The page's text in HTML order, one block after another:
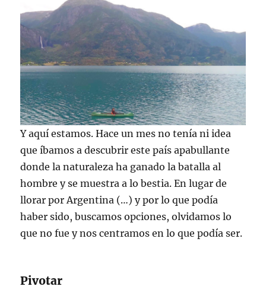
Y aquí estamos. Hace un mes no tenía ni idea
que íbamos a descubrir este país apabullante
donde la naturaleza ha ganado la batalla al
hombre y se muestra a lo bestia. En lugar de
llorar por Argentina (…) y por lo que podía
haber sido, buscamos opciones, olvidamos lo
que no fue y nos centramos en lo que podía ser.
Pivotar